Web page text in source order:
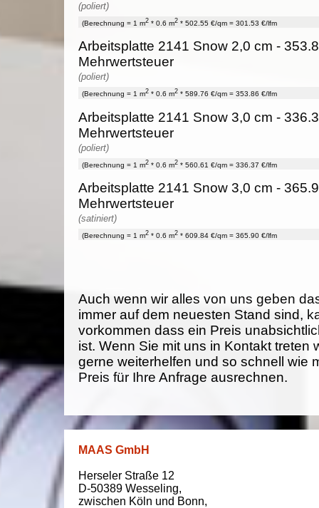
(poliert)
(Berechnung = 1 m2 * 0.6 m2 * 502.55 €/qm = 301.53 €/lfm
Arbeitsplatte 2141 Snow 2,0 cm -
Mehrwertsteuer
(poliert)
(Berechnung = 1 m2 * 0.6 m2 * 589.76 €/qm = 353.86 €/lfm
Arbeitsplatte 2141 Snow 3,0 cm -
Mehrwertsteuer
(poliert)
(Berechnung = 1 m2 * 0.6 m2 * 560.61 €/qm = 336.37 €/lfm
Arbeitsplatte 2141 Snow 3,0 cm -
Mehrwertsteuer
(satiniert)
(Berechnung = 1 m2 * 0.6 m2 * 609.84 €/qm = 365.90 €/lfm
Auch wenn wir alles von uns geben
immer auf dem neuesten Stand sind,
vorkommen dass ein Preis
ist. Wenn Sie mit uns in Kontakt treten
gerne weiterhelfen und so schnell wie
Preis für Ihre Anfrage ausrechnen.
MAAS GmbH
Herseler Straße 12
D-50389 Wesseling,
zwischen Köln und Bonn,